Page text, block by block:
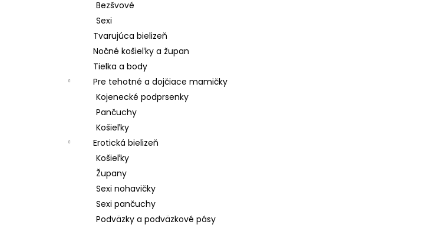
Bezšvové
Sexi
Tvarujúca bielizeň
Nočné košieľky a župan
Tielka a body
Pre tehotné a dojčiace mamičky
Kojenecké podprsenky
Pančuchy
Košieľky
Erotická bielizeň
Košieľky
Župany
Sexi nohavičky
Sexi pančuchy
Podväzky a podväzkové pásy